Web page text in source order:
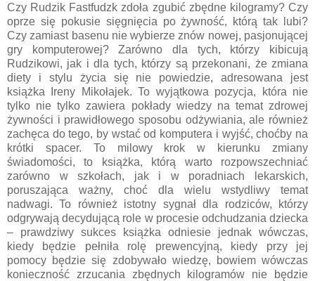
Czy Rudzik Fastfudzk zdoła zgubić zbędne kilogramy? Czy
oprze się pokusie sięgnięcia po żywność, którą tak lubi?
Czy zamiast basenu nie wybierze znów nowej, pasjonującej
gry komputerowej? Zarówno dla tych, którzy kibicują
Rudzikowi, jak i dla tych, którzy są przekonani, że zmiana
diety i stylu życia się nie powiedzie, adresowana jest
książka Ireny Mikołajek. To wyjątkowa pozycja, która nie
tylko nie tylko zawiera pokłady wiedzy na temat zdrowej
żywności i prawidłowego sposobu odżywiania, ale również
zachęca do tego, by wstać od komputera i wyjść, choćby na
krótki spacer. To milowy krok w kierunku zmiany
świadomości, to książka, którą warto rozpowszechniać
zarówno w szkołach, jak i w poradniach lekarskich,
poruszająca ważny, choć dla wielu wstydliwy temat
nadwagi. To również istotny sygnał dla rodziców, którzy
odgrywają decydującą role w procesie odchudzania dziecka
– prawdziwy sukces książka odniesie jednak wówczas,
kiedy będzie pełniła rolę prewencyjną, kiedy przy jej
pomocy będzie się zdobywało wiedzę, bowiem wówczas
konieczność zrzucania zbędnych kilogramów nie będzie